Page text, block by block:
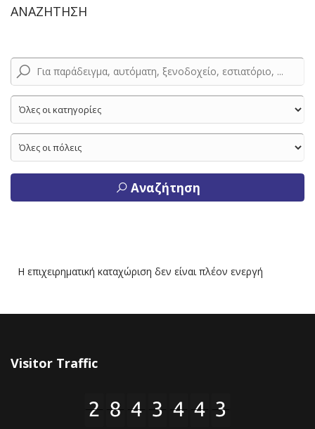
ΑΝΑΖΗΤΗΣΗ
Αναζήτηση
Η επιχειρηματική καταχώριση δεν είναι πλέον ενεργή
Visitor Traffic